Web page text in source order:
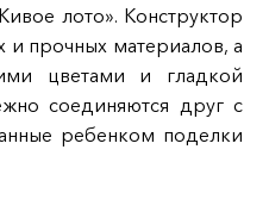
лото». Конструктор
и прочных материалов, а
цветами и гладкой
соединяются друг с
ребенком поделки